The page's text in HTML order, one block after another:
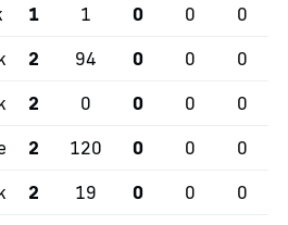
1 1 0 0 0
2 94 0 0 0
2 0 0 0 0
2 120 0 0 0
2 19 0 0 0